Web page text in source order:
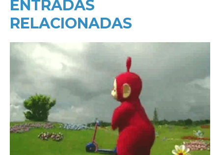
ENTRADAS
RELACIONADAS